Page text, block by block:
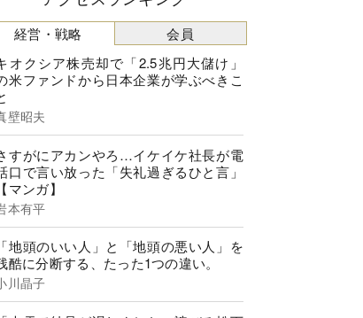
経営・戦略
オクシア株売却で「2.5兆円大儲け」
米ファンドから日本企業が学ぶべきこ
壁昭夫
すがにアカンやろ…イケイケ社長が電
口で言い放った「失礼過ぎるひと言」
【マンガ】
本有平
「地頭のいい人」と「地頭の悪い人」を
酷に分断する、たった1つの違い。
川晶子
会員